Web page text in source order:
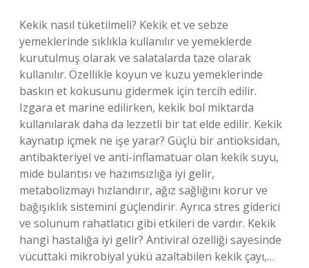
Kekik nasıl tüketilmeli? Kekik et ve sebze
yemeklerinde sıklıkla kullanılır ve yemeklerde
kurutulmuş olarak ve salatalarda taze olarak
kullanılır. Özellikle koyun ve kuzu yemeklerinde
baskın et kokusunu gidermek için tercih edilir.
Izgara et marine edilirken, kekik bol miktarda
kullanılarak daha da lezzetli bir tat elde edilir. Kekik
kaynatıp içmek ne işe yarar? Güçlü bir antioksidan,
antibakteriyel ve anti-inflamatuar olan kekik suyu,
mide bulantısı ve hazımsızlığa iyi gelir,
metabolizmayı hızlandırır, ağız sağlığını korur ve
bağışıklık sistemini güçlendirir. Ayrıca stres giderici
ve solunum rahatlatıcı gibi etkileri de vardır. Kekik
hangi hastalığa iyi gelir? Antiviral özelliği sayesinde
vücuttaki mikrobiyal yükü azaltabilen kekik çayı,…